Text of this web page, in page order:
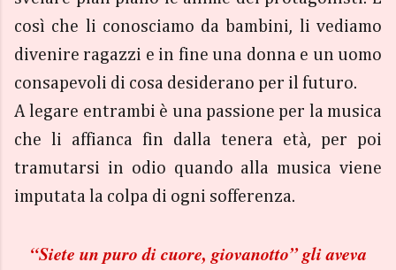
così che li conosciamo da bambini, li vediamo
divenire ragazzi e in fine una donna e un uomo
consapevoli di cosa desiderano per il futuro.
A legare entrambi è una passione per la musica
che li affianca fin dalla tenera età, per poi
tramutarsi in odio quando alla musica viene
imputata la colpa di ogni sofferenza.
“Siete un puro di cuore, giovanotto” gli aveva